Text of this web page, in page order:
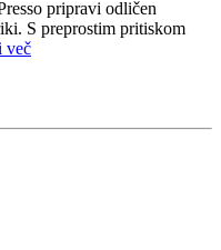
pripravi odličen
S preprostim pritiskom
več